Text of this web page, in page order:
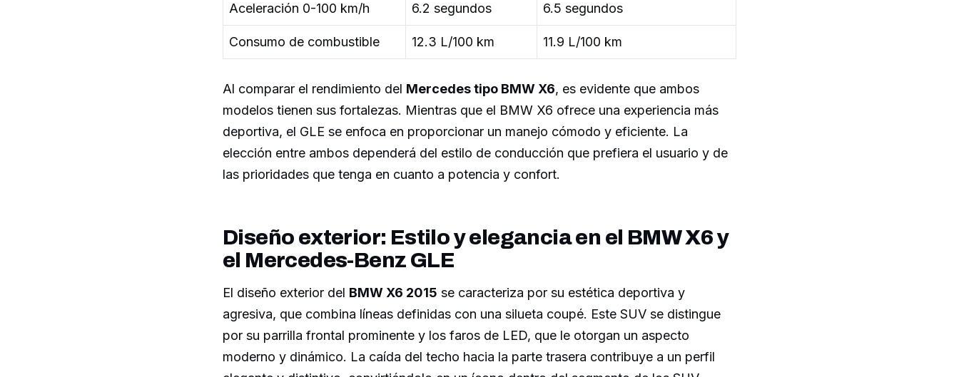
Aceleración 0-100 km/h 6.2 segundos 6.5 segundos
Consumo de combustible 12.3 L/100 km 11.9 L/100 km
Al comparar el rendimiento del Mercedes tipo BMW X6, es evidente que ambos
modelos tienen sus fortalezas. Mientras que el BMW X6 ofrece una experiencia más
deportiva, el GLE se enfoca en proporcionar un manejo cómodo y eficiente. La
elección entre ambos dependerá del estilo de conducción que prefiera el usuario y de
las prioridades que tenga en cuanto a potencia y confort.
Diseño exterior: Estilo y elegancia en el BMW X6 y
el Mercedes-Benz GLE
El diseño exterior del BMW X6 2015 se caracteriza por su estética deportiva y
agresiva, que combina líneas definidas con una silueta coupé. Este SUV se distingue
por su parrilla frontal prominente y los faros de LED, que le otorgan un aspecto
moderno y dinámico. La caída del techo hacia la parte trasera contribuye a un perfil